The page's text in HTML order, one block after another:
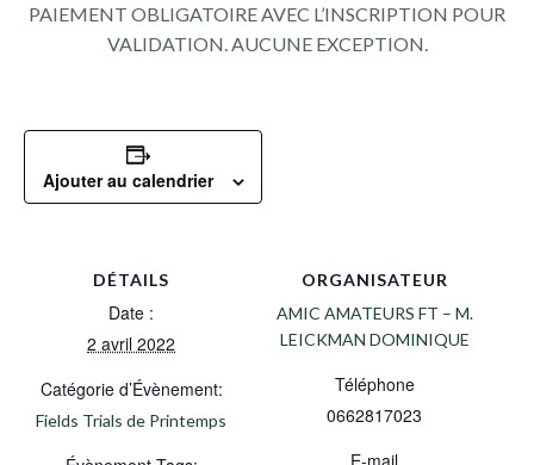
PAIEMENT OBLIGATOIRE AVEC L’INSCRIPTION POUR
VALIDATION. AUCUNE EXCEPTION.
Ajouter au calendrier
DÉTAILS
Date :
2 avril 2022
Catégorie d’Évènement:
Fields Trials de Printemps
ORGANISATEUR
AMIC AMATEURS FT – M.
LEICKMAN DOMINIQUE
Téléphone
0662817023
E-mail